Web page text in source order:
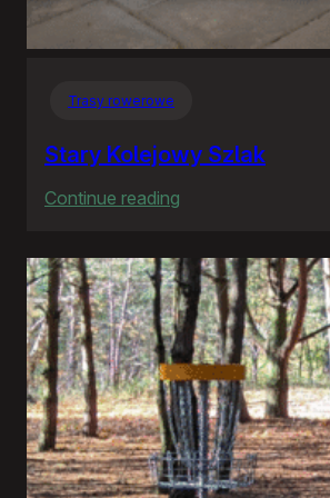
Trasy rowerowe
Stary Kolejowy Szlak
Continue reading
Kolejowy
Szlak